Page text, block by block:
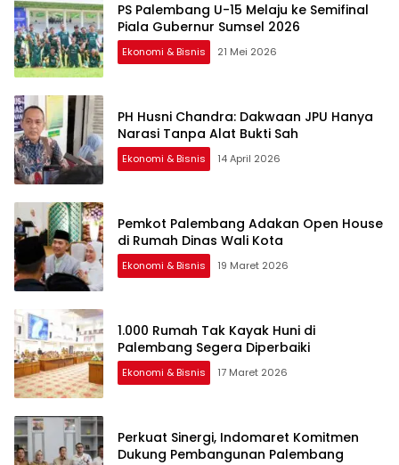
PS Palembang U-15 Melaju ke Semifinal
Piala Gubernur Sumsel 2026
Ekonomi & Bisnis 21 Mei 2026
PH Husni Chandra: Dakwaan JPU Hanya
Narasi Tanpa Alat Bukti Sah
Ekonomi & Bisnis 14 April 2026
Pemkot Palembang Adakan Open House
di Rumah Dinas Wali Kota
Ekonomi & Bisnis 19 Maret 2026
1.000 Rumah Tak Kayak Huni di
Palembang Segera Diperbaiki
Ekonomi & Bisnis 17 Maret 2026
Perkuat Sinergi, Indomaret Komitmen
Dukung Pembangunan Palembang